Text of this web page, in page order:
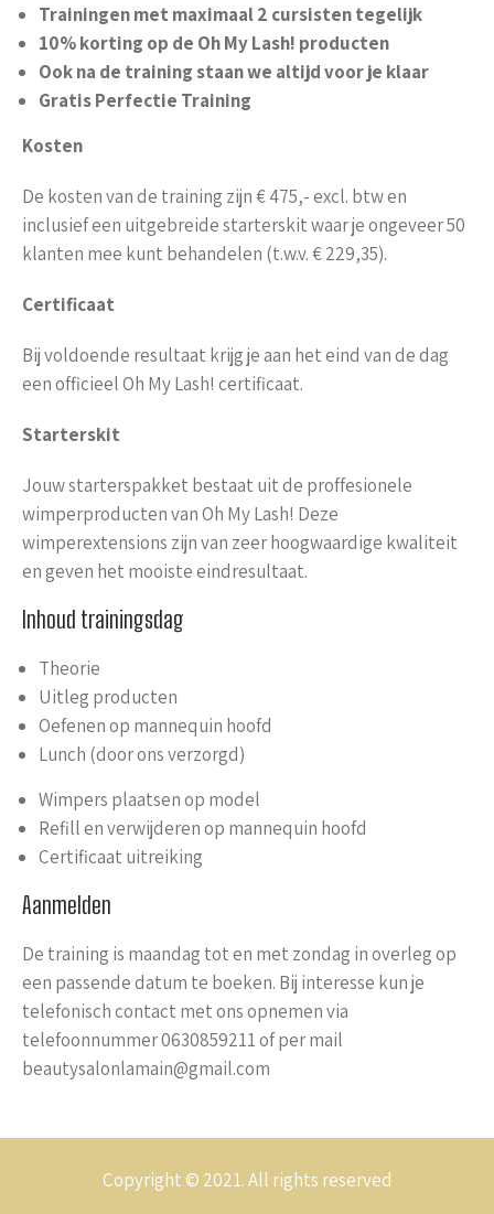
Trainingen met maximaal 2 cursisten tegelijk
10% korting op de Oh My Lash! producten
Ook na de training staan we altijd voor je klaar
Gratis Perfectie Training
Kosten
De kosten van de training zijn € 475,- excl. btw en
inclusief een uitgebreide starterskit waar je ongeveer 50
klanten mee kunt behandelen (t.w.v. € 229,35).
Certificaat
Bij voldoende resultaat krijg je aan het eind van de dag
een officieel Oh My Lash! certificaat.
Starterskit
Jouw starterspakket bestaat uit de proffesionele
wimperproducten van Oh My Lash! Deze
wimperextensions zijn van zeer hoogwaardige kwaliteit
en geven het mooiste eindresultaat.
Inhoud trainingsdag
Theorie
Uitleg producten
Oefenen op mannequin hoofd
Lunch (door ons verzorgd)
Wimpers plaatsen op model
Refill en verwijderen op mannequin hoofd
Certificaat uitreiking
Aanmelden
De training is maandag tot en met zondag in overleg op
een passende datum te boeken. Bij interesse kun je
telefonisch contact met ons opnemen via
telefoonnummer 0630859211 of per mail
beautysalonlamain@gmail.com
Copyright © 2021. All rights reserved